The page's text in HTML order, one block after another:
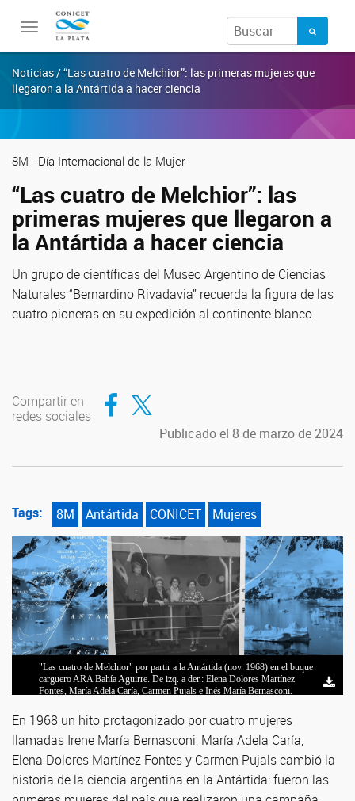
Toggle
navigation
Noticias / “Las cuatro de Melchior”: las primeras mujeres que
llegaron a la Antártida a hacer ciencia
8M - Día Internacional de la Mujer
“Las cuatro de Melchior”: las
primeras mujeres que llegaron a
la Antártida a hacer ciencia
Un grupo de científicas del Museo Argentino de Ciencias
Naturales “Bernardino Rivadavia” recuerda la figura de las
cuatro pioneras en su expedición al continente blanco.
Compartir en
redes sociales
Compartir en Facebook
Compartir en Twitter
Publicado el 8 de marzo de 2024
Tags: 8M Antártida CONICET Mujeres
"Las cuatro de Melchior" por partir a la Antártida (nov. 1968) en el buque
carguero ARA Bahía Aguirre. De izq. a der.: Elena Dolores Martínez
Fontes, María Adela Caría, Carmen Pujals e Inés María Bernasconi.
En 1968 un hito protagonizado por cuatro mujeres
llamadas Irene María Bernasconi, María Adela Caría,
Elena Dolores Martínez Fontes y Carmen Pujals cambió la
historia de la ciencia argentina en la Antártida: fueron las